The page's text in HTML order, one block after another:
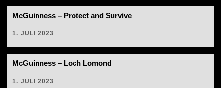
McGuinness – Protect and Survive
1. JULI 2023
McGuinness – Loch Lomond
1. JULI 2023